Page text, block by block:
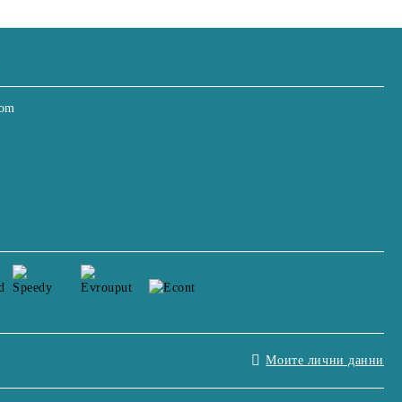
Моите лични данни